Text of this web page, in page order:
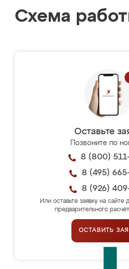
Схема
Оставьте
Позвоните по
8 (800)
8 (495)
8 (926)
Или оставьте заявку на сайте
предварительного
ОСТАВИТЬ